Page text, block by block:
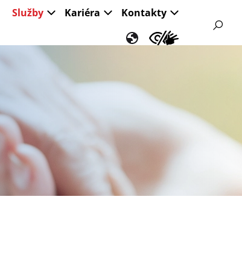
Služby Kariéra Kontakty